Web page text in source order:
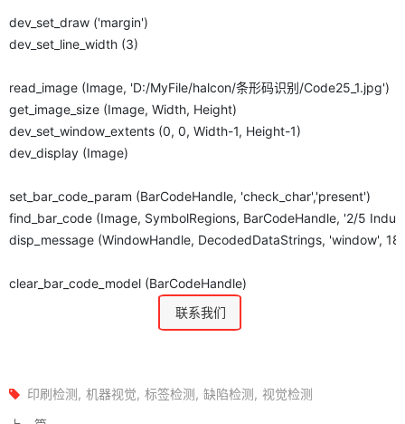
dev_set_draw ('margin')
dev_set_line_width (3)
read_image (Image, 'D:/MyFile/halcon/条形码识别/Code25_1.jpg')
get_image_size (Image, Width, Height)
dev_set_window_extents (0, 0, Width-1, Height-1)
dev_display (Image)
set_bar_code_param (BarCodeHandle, 'check_char','present')
find_bar_code (Image, SymbolRegions, BarCodeHandle, '2/5
disp_message (WindowHandle, DecodedDataStrings, 'window',
clear_bar_code_model (BarCodeHandle)
联系我们
印刷检测 机器视觉 标签检测 缺陷检测
视觉检测